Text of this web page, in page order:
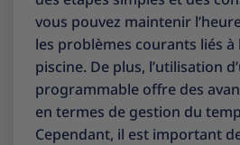
vous pouvez maintenir
les problèmes courants liés à
piscine. De plus, l’utilisation
programmable offre des
en termes de gestion du
Cependant, il est important